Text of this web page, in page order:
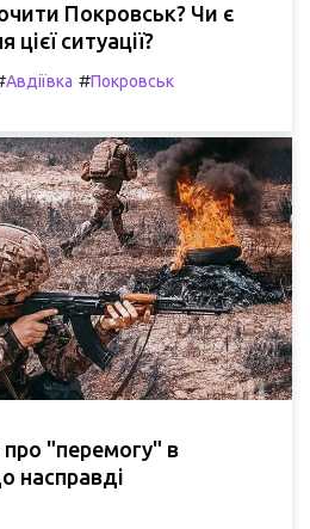
Покровськ? Чи є
цієї ситуації?
Авдіївка #Покровськ
про "перемогу" в
насправді